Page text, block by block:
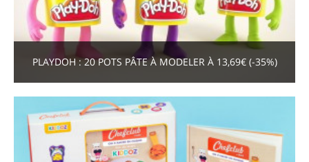
PLAYDOH : 20 POTS PÂTE À MODELER À 13,69€ (-35%)